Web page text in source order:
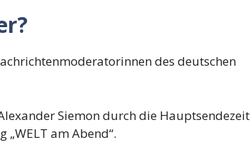
des deutschen
Siemon durch die Hauptsendezeit
am Abend“.